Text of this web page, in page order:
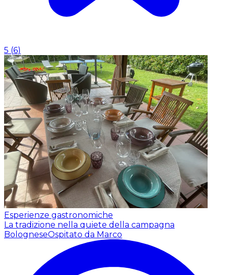
5 (6)
Esperienze gastronomiche
La tradizione nella quiete della campagna
BologneseOspitato da Marco